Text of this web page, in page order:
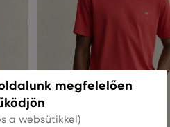
megfelelően
a websütikkel)